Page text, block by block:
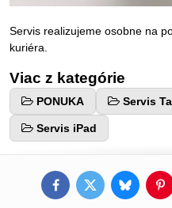
Servis realizujeme osobne na
kuriéra.
Viac z kategórie
PONUKA Servis
Servis iPad
FacebookTwitterBluesky